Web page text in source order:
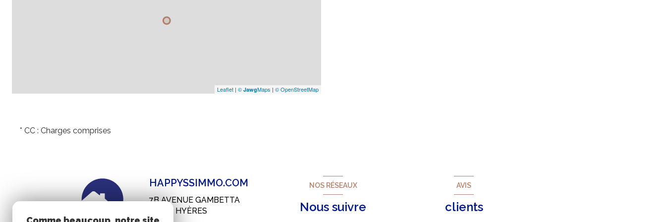
Leaflet | © JawgMaps | © OpenStreetMap
* CC : Charges comprises
HAPPYSSIMMO.COM
7B AVENUE GAMBETTA
HYÈRES
NOS RÉSEAUX
Nous suivre
AVIS
clients